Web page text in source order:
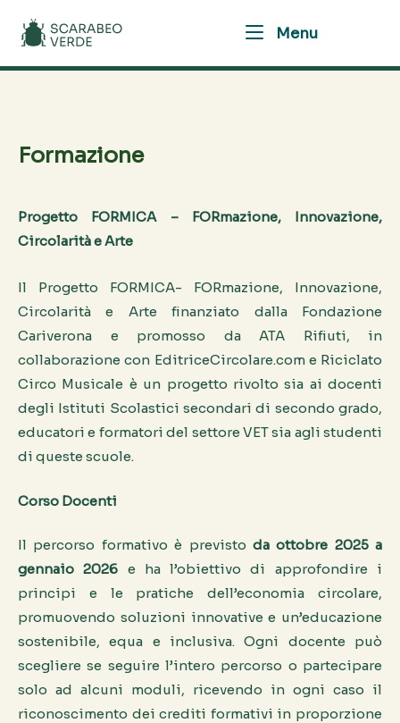
Home
MenuMenu
Formazione
Progetto FORMICA – FORmazione, Innovazione,
Circolarità e Arte
Il Progetto FORMICA- FORmazione, Innovazione,
Circolarità e Arte finanziato dalla Fondazione
Cariverona e promosso da ATA Rifiuti, in
collaborazione con EditriceCircolare.com e Riciclato
Circo Musicale è un progetto rivolto sia ai docenti
degli Istituti Scolastici secondari di secondo grado,
educatori e formatori del settore VET sia agli studenti
di queste scuole.
Corso Docenti
Il percorso formativo è previsto da ottobre 2025 a
gennaio 2026 e ha l’obiettivo di approfondire i
principi e le pratiche dell’economia circolare,
promuovendo soluzioni innovative e un’educazione
sostenibile, equa e inclusiva. Ogni docente può
scegliere se seguire l’intero percorso o partecipare
solo ad alcuni moduli, ricevendo in ogni caso il
riconoscimento dei crediti formativi in proporzione